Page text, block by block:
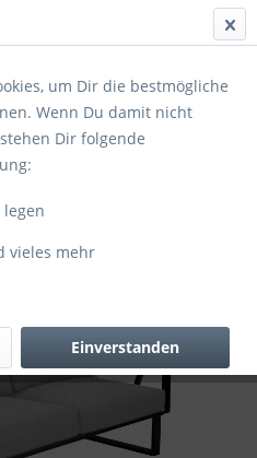
nur noch
da )
um Dir die bestmögliche
Wenn Du damit nicht
Dir folgende
vieles mehr
Einverstanden